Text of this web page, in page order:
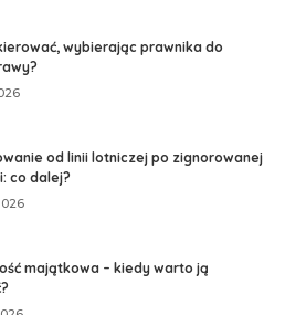
wybierając prawnika do
od linii lotniczej po zignorowanej
co dalej?
majątkowa – kiedy warto ją